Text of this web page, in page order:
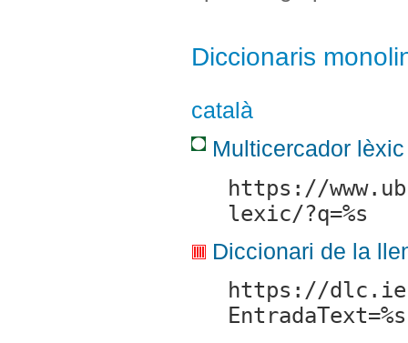
Diccionaris
català
Multicercador
https://
lexic/?q=%s
Diccionari de la
https://
EntradaText=%s